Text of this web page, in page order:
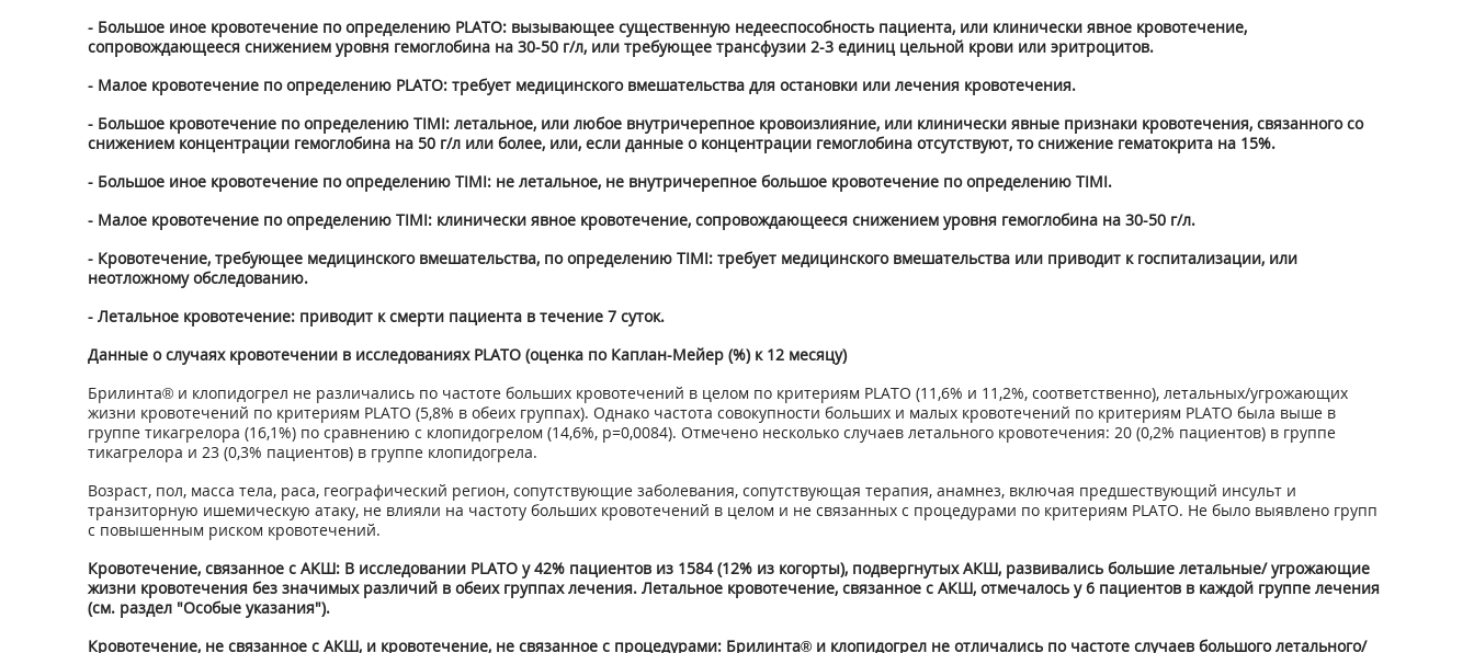
- Большое иное кровотечение по определению PLATO: вызывающее существенную недееспособность пациента, или клинически явное кровотечение,
сопровождающееся снижением уровня гемоглобина на 30-50 г/л, или требующее трансфузии 2-3 единиц цельной крови или эритроцитов.
- Малое кровотечение по определению PLATO: требует медицинского вмешательства для остановки или лечения кровотечения.
- Большое кровотечение по определению TIMI: летальное, или любое внутричерепное кровоизлияние, или клинически явные признаки кровотечения, связанного со
снижением концентрации гемоглобина на 50 г/л или более, или, если данные о концентрации гемоглобина отсутствуют, то снижение гематокрита на 15%.
- Большое иное кровотечение по определению TIMI: не летальное, не внутричерепное большое кровотечение по определению TIMI.
- Малое кровотечение по определению TIMI: клинически явное кровотечение, сопровождающееся снижением уровня гемоглобина на 30-50 г/л.
- Кровотечение, требующее медицинского вмешательства, по определению TIMI: требует медицинского вмешательства или приводит к госпитализации, или
неотложному обследованию.
- Летальное кровотечение: приводит к смерти пациента в течение 7 суток.
Данные о случаях кровотечении в исследованиях PLATO (оценка по Каплан-Мейер (%) к 12 месяцу)
Брилинта® и клопидогрел не различались по частоте больших кровотечений в целом по критериям PLATO (11,6% и 11,2%, соответственно), летальных/угрожающих
жизни кровотечений по критериям PLATO (5,8% в обеих группах). Однако частота совокупности больших и малых кровотечений по критериям PLATO была выше в
группе тикагрелора (16,1%) по сравнению с клопидогрелом (14,6%, р=0,0084). Отмечено несколько случаев летального кровотечения: 20 (0,2% пациентов) в группе
тикагрелора и 23 (0,3% пациентов) в группе клопидогрела.
Возраст, пол, масса тела, раса, географический регион, сопутствующие заболевания, сопутствующая терапия, анамнез, включая предшествующий инсульт и
транзиторную ишемическую атаку, не влияли на частоту больших кровотечений в целом и не связанных с процедурами по критериям PLATO. Не было выявлено групп
с повышенным риском кровотечений.
Кровотечение, связанное с AKШ: В исследовании PLATO у 42% пациентов из 1584 (12% из когорты), подвергнутых АКШ, развивались большие летальные/ угрожающие
жизни кровотечения без значимых различий в обеих группах лечения. Летальное кровотечение, связанное с АКШ, отмечалось у 6 пациентов в каждой группе лечения
(см. раздел "Особые указания").
Кровотечение, не связанное с АКШ, и кровотечение, не связанное с процедурами: Брилинта® и клопидогрел не отличались по частоте случаев большого летального/